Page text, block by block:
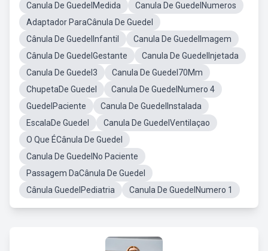
Canula De GuedelMedida
Canula De GuedelNumeros
Adaptador ParaCânula De Guedel
Cânula De GuedelInfantil
Canula De GuedelImagem
Cânula De GuedelGestante
Canula De GuedelInjetada
Canula De Guedel3
Canula De Guedel70Mm
ChupetaDe Guedel
Canula De GuedelNumero 4
GuedelPaciente
Canula De GuedelInstalada
EscalaDe Guedel
Canula De GuedelVentilaçao
O Que ÉCânula De Guedel
Canula De GuedelNo Paciente
Passagem DaCânula De Guedel
Cânula GuedelPediatria
Canula De GuedelNumero 1